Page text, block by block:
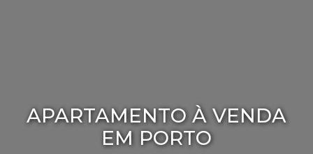
APARTAMENTO À VENDA
EM PORTO